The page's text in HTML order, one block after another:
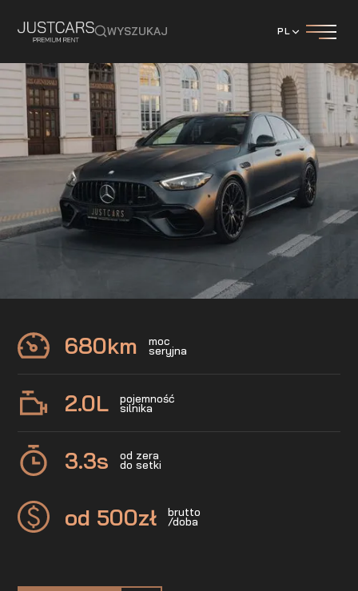
WYSZUKAJ PL
Mercedes
C63S AMG E-Perfomance
680km moc
seryjna
2.0L pojemność
silnika
3.3s od zera
do setki
od 500zł brutto
/doba